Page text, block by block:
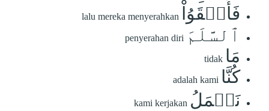
فَأَلۡقَوُاْ lalu mereka menyerahkan
ٱلسَّلَمَ penyerahan diri
مَا tidak
كُنَّا adalah kami
نَعۡمَلُ kami kerjakan